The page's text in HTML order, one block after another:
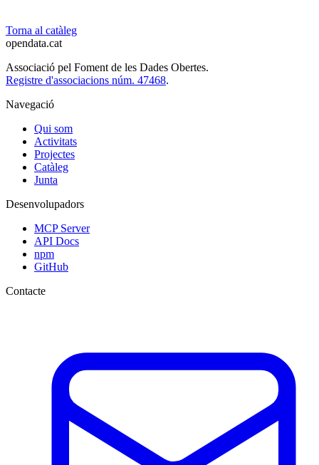
Torna al catàleg
opendata.cat
Associació pel Foment de les Dades Obertes.
Registre d'associacions núm. 47468.
Navegació
Qui som
Activitats
Projectes
Catàleg
Junta
Desenvolupadors
MCP Server
API Docs
npm
GitHub
Contacte